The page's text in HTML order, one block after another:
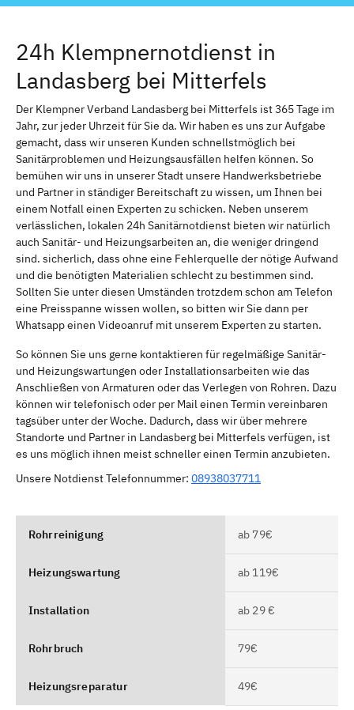
24h Klempnernotdienst in
Landasberg bei Mitterfels
Der Klempner Verband Landasberg bei Mitterfels ist 365 Tage im
Jahr, zur jeder Uhrzeit für Sie da. Wir haben es uns zur Aufgabe
gemacht, dass wir unseren Kunden schnellstmöglich bei
Sanitärproblemen und Heizungsausfällen helfen können. So
bemühen wir uns in unserer Stadt unsere Handwerksbetriebe
und Partner in ständiger Bereitschaft zu wissen, um Ihnen bei
einem Notfall einen Experten zu schicken. Neben unserem
verlässlichen, lokalen 24h Sanitärnotdienst bieten wir natürlich
auch Sanitär- und Heizungsarbeiten an, die weniger dringend
sind. sicherlich, dass ohne eine Fehlerquelle der nötige Aufwand
und die benötigten Materialien schlecht zu bestimmen sind.
Sollten Sie unter diesen Umständen trotzdem schon am Telefon
eine Preisspanne wissen wollen, so bitten wir Sie dann per
Whatsapp einen Videoanruf mit unserem Experten zu starten.
So können Sie uns gerne kontaktieren für regelmäßige Sanitär-
und Heizungswartungen oder Installationsarbeiten wie das
Anschließen von Armaturen oder das Verlegen von Rohren. Dazu
können wir telefonisch oder per Mail einen Termin vereinbaren
tagsüber unter der Woche. Dadurch, dass wir über mehrere
Standorte und Partner in Landasberg bei Mitterfels verfügen, ist
es uns möglich ihnen meist schneller einen Termin anzubieten.
Unsere Notdienst Telefonnummer: 08938037711
Rohrreinigung ab 79€
Heizungswartung ab 119€
Installation ab 29 €
Rohrbruch 79€
Heizungsreparatur 49€